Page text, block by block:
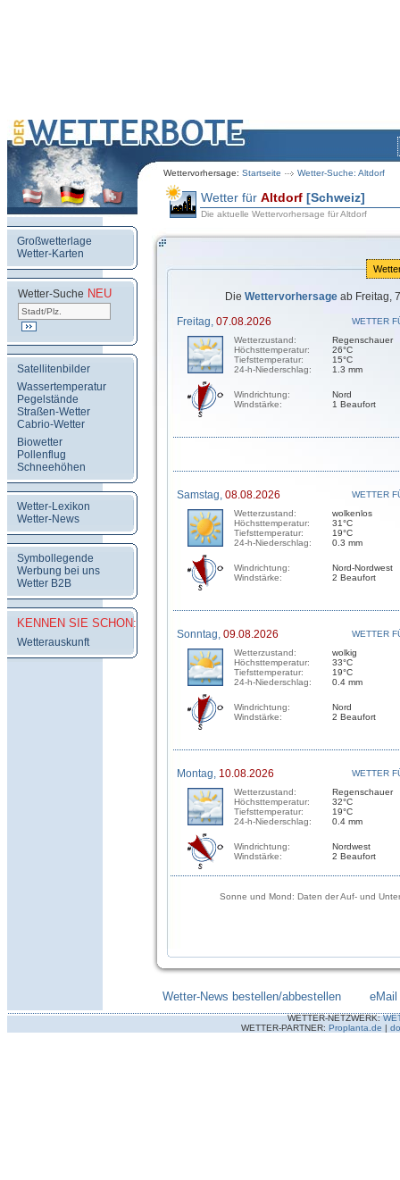
Wettervorhersage: Startseite Wetter-Suche: Altdorf
Großwetterlage
Wetter-Karten
Wetter-Suche NEU
Satellitenbilder
Wassertemperatur
Pegelstände
Straßen-Wetter
Cabrio-Wetter
Biowetter
Pollenflug
Schneehöhen
Wetter-Lexikon
Wetter-News
Symbollegende
Werbung bei uns
Wetter B2B
KENNEN SIE SCHON:
Wetterauskunft
Wetter für Altdorf [Schweiz]
Die aktuelle Wettervorhersage für Altdorf
Die Wettervorhersage ab Freitag,
Freitag, 07.08.2026
WETTER
Wetterzustand:
Höchsttemperatur:
Tiefsttemperatur:
24-h-Niederschlag:
Regenschauer
26°C
15°C
1.3 mm
Windrichtung:
Windstärke:
Nord
1 Beaufort
Samstag, 08.08.2026
WETTER
Wetterzustand:
Höchsttemperatur:
Tiefsttemperatur:
24-h-Niederschlag:
wolkenlos
31°C
19°C
0.3 mm
Windrichtung:
Windstärke:
Nord-Nordwest
2 Beaufort
Sonntag, 09.08.2026
WETTER
Wetterzustand:
Höchsttemperatur:
Tiefsttemperatur:
24-h-Niederschlag:
wolkig
33°C
19°C
0.4 mm
Windrichtung:
Windstärke:
Nord
2 Beaufort
Montag, 10.08.2026
WETTER
Wetterzustand:
Höchsttemperatur:
Tiefsttemperatur:
24-h-Niederschlag:
Regenschauer
32°C
19°C
0.4 mm
Windrichtung:
Windstärke:
Nordwest
2 Beaufort
Sonne und Mond: Daten der Auf- und
Wetter-News bestellen/abbestellen eMail
WETTER-NETZWERK:
WETTER-PARTNER: Proplanta.de |